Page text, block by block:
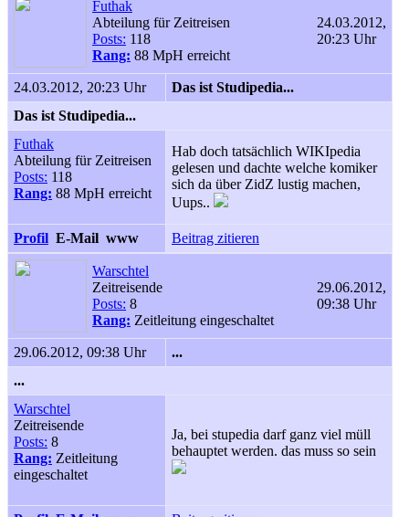
Futhak
Abteilung für Zeitreisen
Posts: 118
Rang: 88 MpH erreicht
24.03.2012,
20:23 Uhr
24.03.2012, 20:23 Uhr
Das ist Studipedia...
Das ist Studipedia...
Futhak
Abteilung für Zeitreisen
Posts: 118
Rang: 88 MpH erreicht
Hab doch tatsächlich WIKIpedia
gelesen und dachte welche komiker
sich da über ZidZ lustig machen,
Uups..
Profil E-Mail www Beitrag zitieren
Warschtel
Zeitreisende
Posts: 8
Rang: Zeitleitung eingeschaltet
29.06.2012,
09:38 Uhr
29.06.2012, 09:38 Uhr
...
...
Warschtel
Zeitreisende
Posts: 8
Rang: Zeitleitung
eingeschaltet
Ja, bei stupedia darf ganz viel müll
behauptet werden. das muss so sein